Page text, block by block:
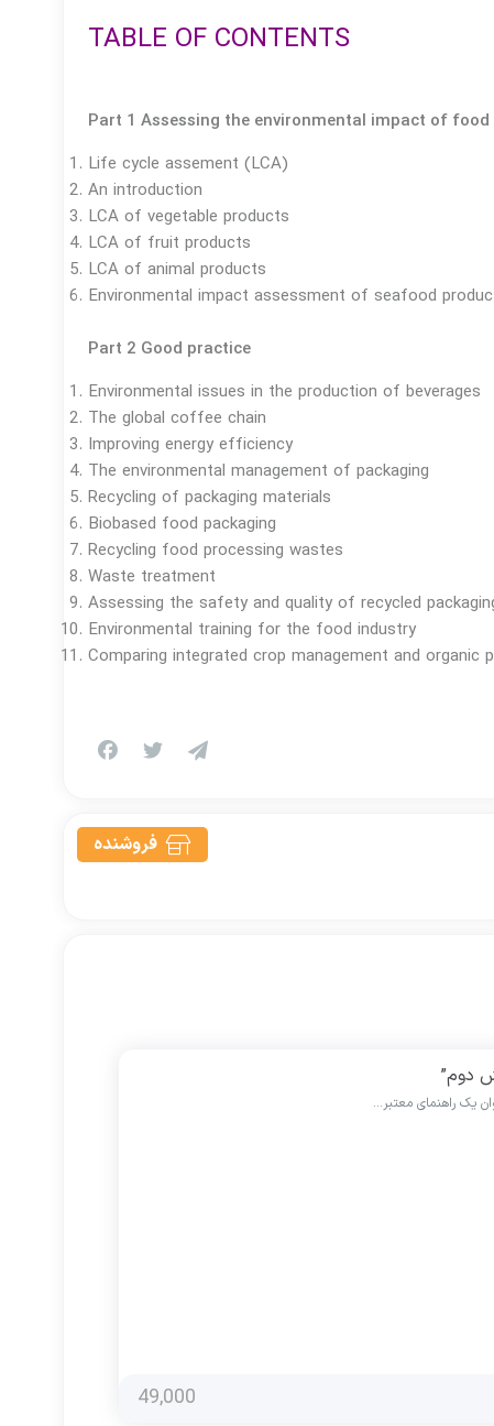
TABLE OF CONTENTS
Part 1 Assessing the environmental impact of
Life cycle assement (LCA)
An introduction
LCA of vegetable products
LCA of fruit products
LCA of animal products
Environmental impact assessment of seafood
Part 2 Good practice
Environmental issues in the production of beverages
The global coffee chain
Improving energy efficiency
The environmental management of packaging
Recycling of packaging materials
Biobased food packaging
Recycling food processing wastes
Waste treatment
Assessing the safety and quality of recycled
Environmental training for the food industry
Comparing integrated crop management and organic
فروشنده
دوم”
یک راهنمای معتبر…
49,000